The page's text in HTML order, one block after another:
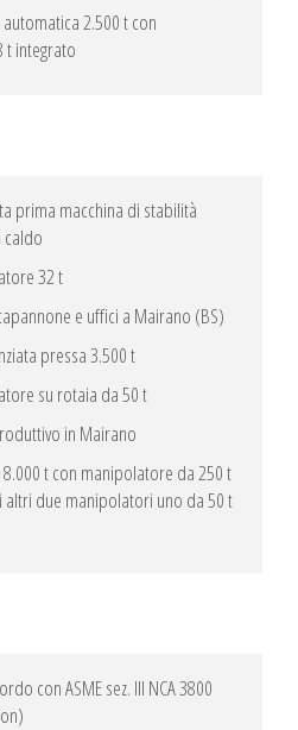
2.500 t con
t integrato
prima macchina di stabilità
32 t
e uffici a Mairano (BS)
pressa 3.500 t
su rotaia da 50 t
in Mairano
t con manipolatore da 250 t
altri due manipolatori uno da 50 t
con ASME sez. III NCA 3800